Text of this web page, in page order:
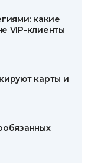
какие
VIP-клиенты
карты и